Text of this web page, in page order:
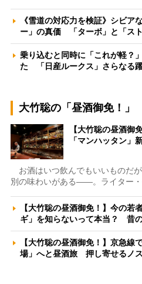
《雪道の対応力を検証》シビア
ー」の真価 「ターボ」と「ス
乗り込むと同時に「これが軽？
た 「日産ルークス」さらなる
大竹聡の「昼酒御免！」
【大竹聡の昼酒御
「マンハッタン」
お酒はいつ飲んでもいいものだ
別の味わいがある――。ライター
【大竹聡の昼酒御免！】今の若
ギ」を知らないって本当？ 昔
【大竹聡の昼酒御免！】京急線
場」へと昼酒旅 押し寄せるノ